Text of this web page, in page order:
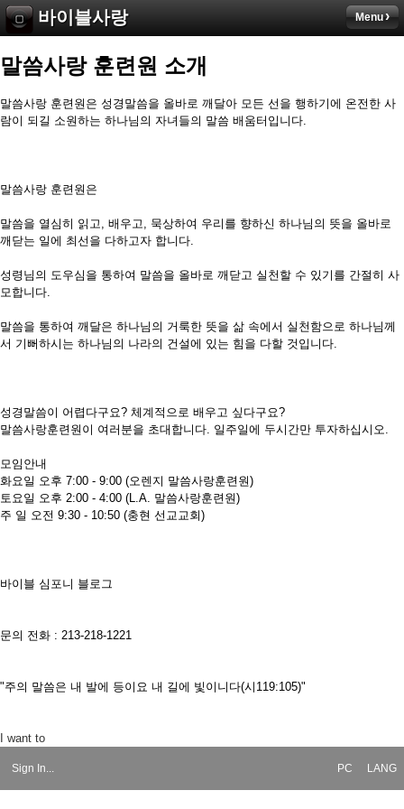
바이블사랑 Menu
말씀사랑 훈련원 소개
말씀사랑 훈련원은 성경말씀을 올바로 깨달아 모든 선을 행하기에 온전한 사
람이 되길 소원하는 하나님의 자녀들의 말씀 배움터입니다.
말씀사랑 훈련원은
말씀을 열심히 읽고, 배우고, 묵상하여 우리를 향하신 하나님의 뜻을 올바로
깨닫는 일에 최선을 다하고자 합니다.
성령님의 도우심을 통하여 말씀을 올바로 깨닫고 실천할 수 있기를 간절히 사
모합니다.
말씀을 통하여 깨달은 하나님의 거룩한 뜻을 삶 속에서 실천함으로 하나님께
서 기뻐하시는 하나님의 나라의 건설에 있는 힘을 다할 것입니다.
성경말씀이 어렵다구요? 체계적으로 배우고 싶다구요?
말씀사랑훈련원이 여러분을 초대합니다. 일주일에 두시간만 투자하십시오.
모임안내
화요일 오후 7:00 - 9:00 (오렌지 말씀사랑훈련원)
토요일 오후 2:00 - 4:00 (L.A. 말씀사랑훈련원)
주 일 오전 9:30 - 10:50 (충현 선교교회)
바이블 심포니 블로그
문의 전화 : 213-218-1221
"주의 말씀은 내 발에 등이요 내 길에 빛이니다(시119:105)"
I want to
Sign In... PC LANG